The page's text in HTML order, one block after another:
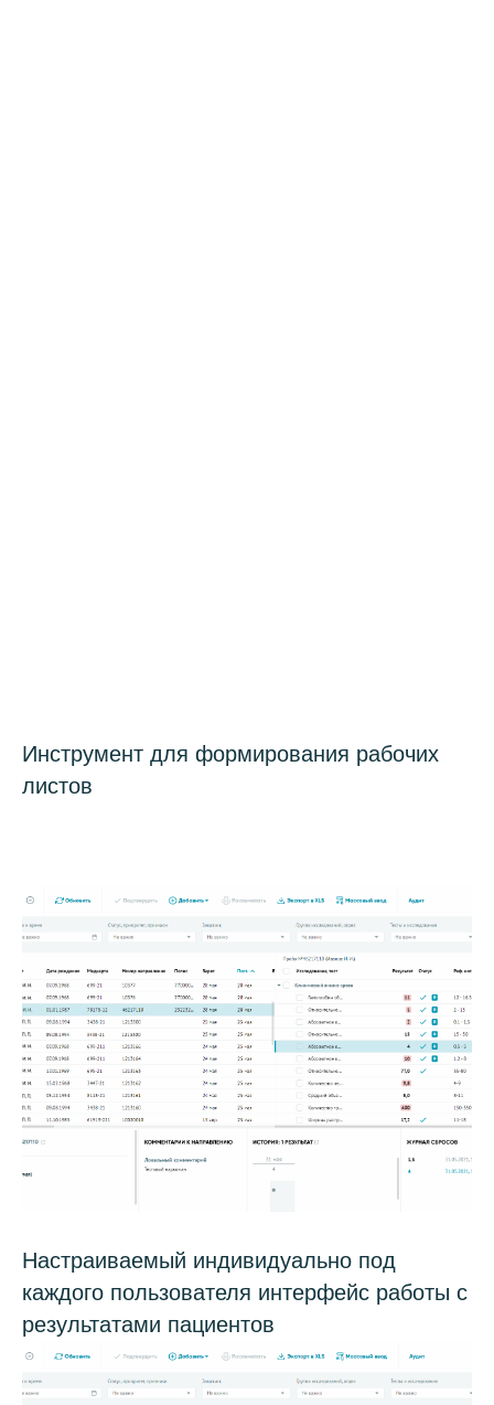
Инструмент для формирования рабочих
листов
Настраиваемый индивидуально под
каждого пользователя интерфейс работы с
результатами пациентов